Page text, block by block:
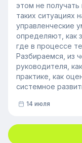
этом не
таких ситуациях
управленческие
определяют, как
где в процессе
Разбираемся, из
руководителя,
практике, как
системное
14 июля